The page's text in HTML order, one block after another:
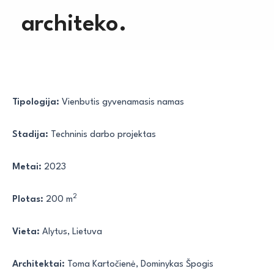
architeko.
Tipologija: Vienbutis gyvenamasis namas
Stadija: Techninis darbo projektas
Metai: 2023
Plotas: 200 m2
Vieta: Alytus, Lietuva
Architektai: Toma Kartočienė, Dominykas Špogis